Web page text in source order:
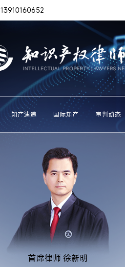
13910160652
知产速递 国际知产 审判动态
首席律师 徐新明